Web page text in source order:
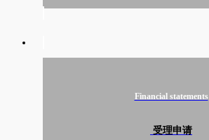
Financial statements
受理申请